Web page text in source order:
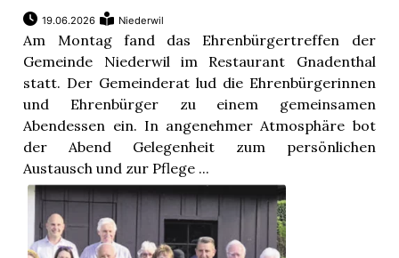
19.06.2026 Niederwil
Am Montag fand das Ehrenbürgertreffen der
Gemeinde Niederwil im Restaurant Gnadenthal
statt. Der Gemeinderat lud die Ehrenbürgerinnen
und Ehrenbürger zu einem gemeinsamen
Abendessen ein. In angenehmer Atmosphäre bot
der Abend Gelegenheit zum persönlichen
Austausch und zur Pflege ...